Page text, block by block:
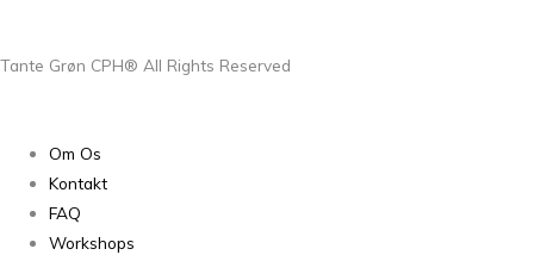
Tante Grøn CPH® All Rights Reserved
Om Os
Kontakt
FAQ
Workshops